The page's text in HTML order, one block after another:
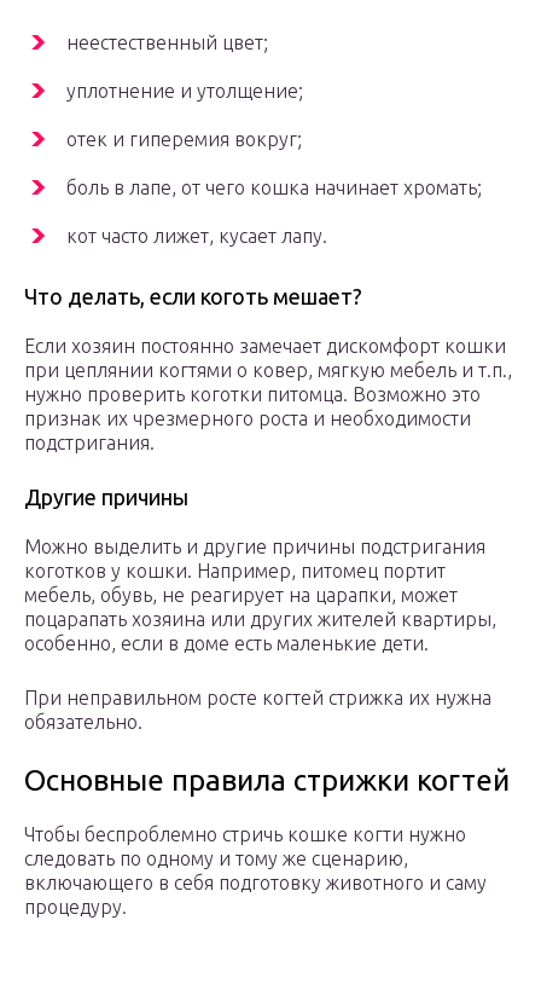
неестественный цвет;
уплотнение и утолщение;
отек и гиперемия вокруг;
боль в лапе, от чего кошка начинает хромать;
кот часто лижет, кусает лапу.
Что делать, если коготь мешает?
Если хозяин постоянно замечает дискомфорт кошки
при цеплянии когтями о ковер, мягкую мебель и т.п.,
нужно проверить коготки питомца. Возможно это
признак их чрезмерного роста и необходимости
подстригания.
Другие причины
Можно выделить и другие причины подстригания
коготков у кошки. Например, питомец портит
мебель, обувь, не реагирует на царапки, может
поцарапать хозяина или других жителей квартиры,
особенно, если в доме есть маленькие дети.
При неправильном росте когтей стрижка их нужна
обязательно.
Основные правила стрижки когтей
Чтобы беспроблемно стричь кошке когти нужно
следовать по одному и тому же сценарию,
включающего в себя подготовку животного и саму
процедуру.